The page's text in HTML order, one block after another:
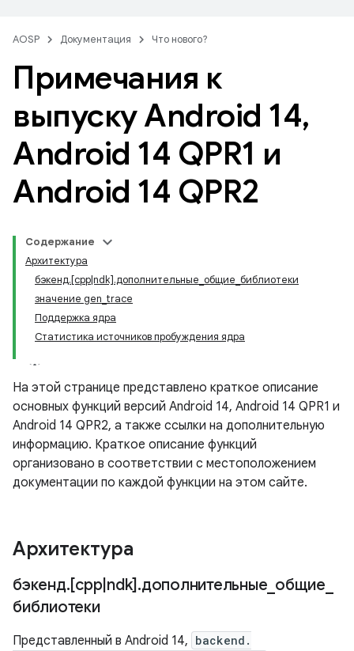
AOSP Документация Что нового?
Примечания к
выпуску Android 14,
Android 14 QPR1 и
Android 14 QPR2
Содержание
Архитектура
бэкенд.[cpp|ndk].дополнительные_общие_библиотеки
значение gen_trace
Поддержка ядра
Статистика источников пробуждения ядра
На этой странице представлено краткое описание
основных функций версий Android 14, Android 14 QPR1 и
Android 14 QPR2, а также ссылки на дополнительную
информацию. Краткое описание функций
организовано в соответствии с местоположением
документации по каждой функции на этом сайте.
Архитектура
бэкенд.[cpp| ndk] .дополнительные общие
библиотеки
Представленный в Android 14, backend.